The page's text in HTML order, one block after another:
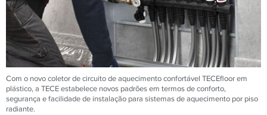
Com o novo coletor de circuito de aquecimento confortável TECEfloor em
plástico, a TECE estabelece novos padrões em termos de conforto,
segurança e facilidade de instalação para sistemas de aquecimento por piso
radiante.